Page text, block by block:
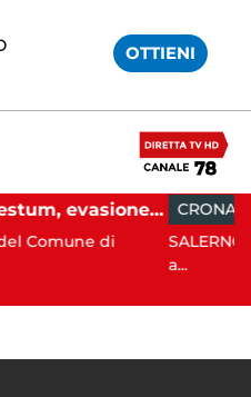
OTTIENI
Capaccio Paestum, evasione tassa di soggiorno: scoperte 49 strutture fantasma, elevate 132 sanzioni CRONACA 13:55
SALERNO. E' stato